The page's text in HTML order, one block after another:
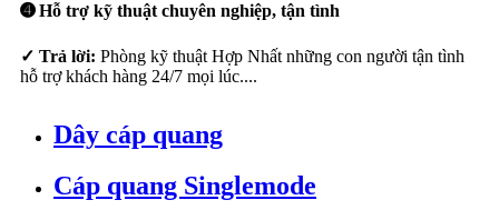
➍ Hỗ trợ kỹ thuật chuyên nghiệp, tận tình
✓ Trả lời: Phòng kỹ thuật Hợp Nhất những con người tận tình
hỗ trợ khách hàng 24/7 mọi lúc....
Dây cáp quang
Cáp quang Singlemode